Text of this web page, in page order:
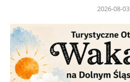
2026-08-03